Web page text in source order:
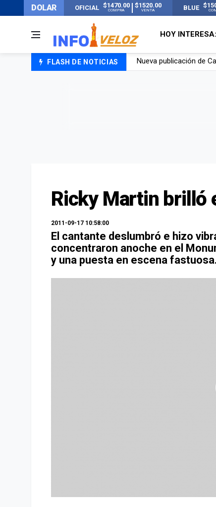
DOLAR OFICIAL $1470.00
COMPRA
$1520.00
VENTA BLUE
HOY INTERESA:
FLASH DE NOTICIAS
Un joven murió
Ricky Martin brilló
2011-09-17 10:58:00
El cantante deslumbró e hizo
concentraron anoche en el
y una puesta en escena fastuosa.